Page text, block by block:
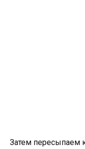
Затем пересыпаем